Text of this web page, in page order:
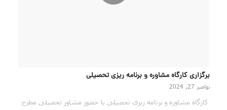
برگزاری کارگاه مشاوره و برنامه ریزی تحصیلی
نوامبر 27, 2024
کارگاه مشاوره و برنامه ریزی تحصیلی با حضور مشاور تحصیلی مطرح